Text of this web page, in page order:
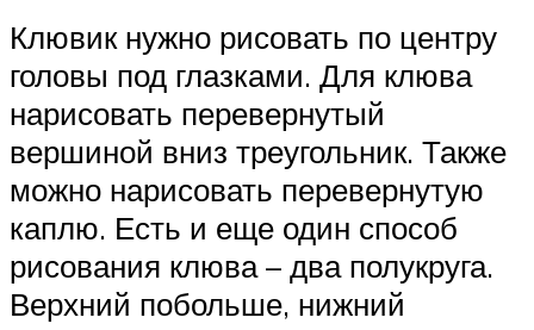
Клювик нужно рисовать по центру
головы под глазками. Для клюва
нарисовать перевернутый
вершиной вниз треугольник. Также
можно нарисовать перевернутую
каплю. Есть и еще один способ
рисования клюва – два полукруга.
Верхний побольше, нижний